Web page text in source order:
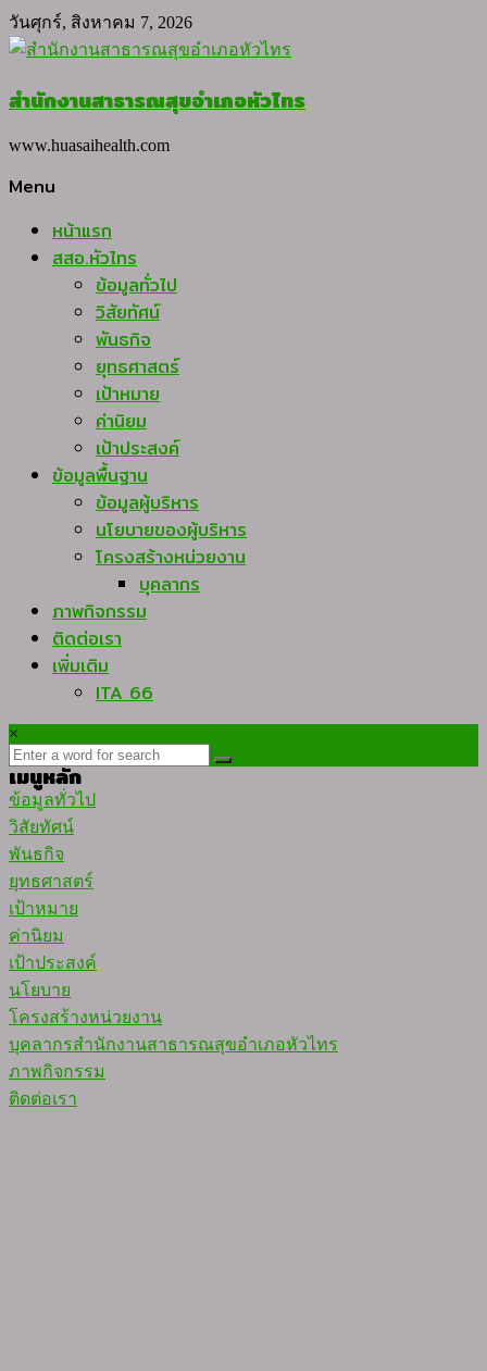
Skip
to
content
วันศุกร์, สิงหาคม 7, 2026
สำนักงานสาธารณสุขอำเภอหัวไทร
www.huasaihealth.com
Menu
หน้าแรก
สสอ.หัวไทร
ข้อมูลทั่วไป
วิสัยทัศน์
พันธกิจ
ยุทธศาสตร์
เป้าหมาย
ค่านิยม
เป้าประสงค์
ข้อมูลพื้นฐาน
ข้อมูลผู้บริหาร
นโยบายของผู้บริหาร
โครงสร้างหน่วยงาน
บุคลากร
ภาพกิจกรรม
ติดต่อเรา
เพิ่มเติม
ITA 66
×
เมนูหลัก
ข้อมูลทั่วไป
วิสัยทัศน์
พันธกิจ
ยุทธศาสตร์
เป้าหมาย
ค่านิยม
เป้าประสงค์
นโยบาย
โครงสร้างหน่วยงาน
บุคลากรสำนักงานสาธารณสุขอำเภอหัวไทร
ภาพกิจกรรม
ติดต่อเรา